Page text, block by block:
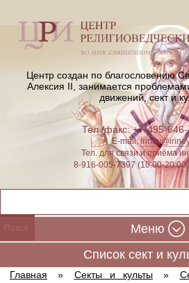
Центр создан по благословению
Алексия II, занимается
движений, сект и
Тел./факс: +7-495-
E-mail:
Тел. для связи и приёма
8-916-005-7397 (10:00-
Меню
Cписок сект и
Главная » Секты и культы »